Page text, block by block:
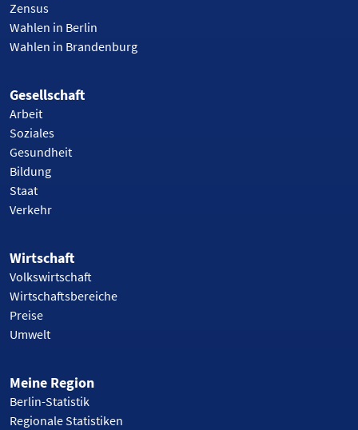
Zensus
Wahlen in Berlin
Wahlen in Brandenburg
Gesellschaft
Arbeit
Soziales
Gesundheit
Bildung
Staat
Verkehr
Wirtschaft
Volkswirtschaft
Wirtschaftsbereiche
Preise
Umwelt
Meine Region
Berlin-Statistik
Regionale Statistiken